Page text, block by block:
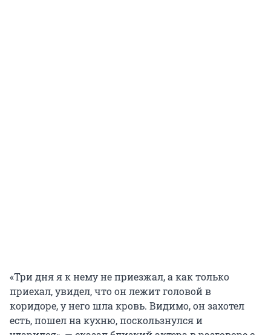
«Три дня я к нему не приезжал, а как только
приехал, увидел, что он лежит головой в
коридоре, у него шла кровь. Видимо, он захотел
есть, пошел на кухню, поскользнулся и